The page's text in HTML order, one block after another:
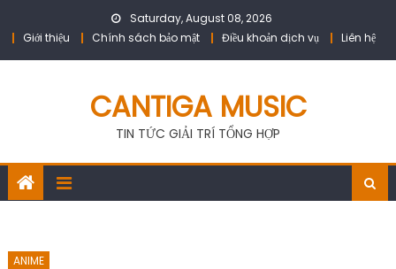
Saturday, August 08, 2026
Giới thiệu
Chính sách bảo mật Điều khoản dịch vụ Liên hệ
CANTIGA MUSIC
TIN TỨC GIẢI TRÍ TỔNG HỢP
ANIME